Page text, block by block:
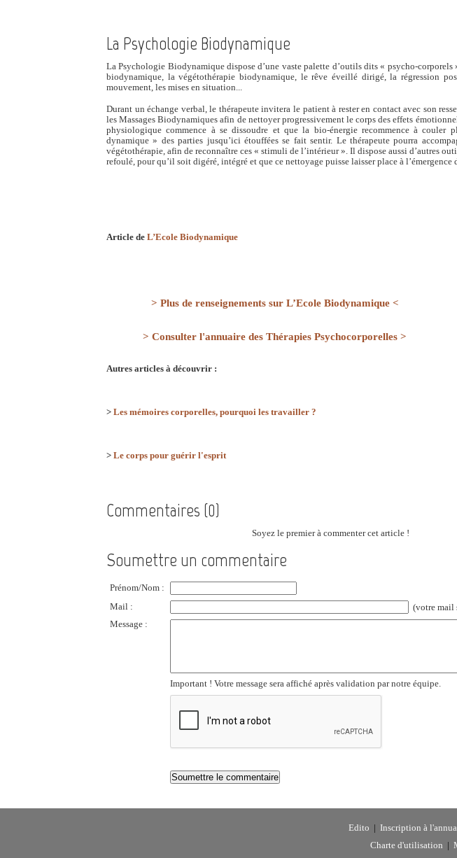
La Psychologie Biodynamique
La Psychologie Biodynamique dispose d’une vaste palette d’outils dits « psycho-corporels
biodynamique, la végétothérapie biodynamique, le rêve éveillé dirigé, la régression
mouvement, les mises en situation...
Durant un échange verbal, le thérapeute invitera le patient à rester en contact avec son
les Massages Biodynamiques afin de nettoyer progressivement le corps des effets
physiologique commence à se dissoudre et que la bio-énergie recommence à couler
dynamique » des parties jusqu’ici étouffées se fait sentir. Le thérapeute pourra
végétothérapie, afin de reconnaître ces « stimuli de l’intérieur ». Il dispose aussi d’autres
refoulé, pour qu’il soit digéré, intégré et que ce nettoyage puisse laisser place à l’émergence
Article de L’Ecole Biodynamique
> Plus de renseignements sur L’Ecole Biodynamique <
> Consulter l'annuaire des Thérapies Psychocorporelles >
Autres articles à découvrir :
> Les mémoires corporelles, pourquoi les travailler ?
> Le corps pour guérir l'esprit
Commentaires (0)
Soyez le premier à commenter cet article !
Soumettre un commentaire
Prénom/Nom :
Mail :
(votre mail
Message :
Important ! Votre message sera affiché après validation par notre équipe.
Edito Inscription à
Charte d'utilisation